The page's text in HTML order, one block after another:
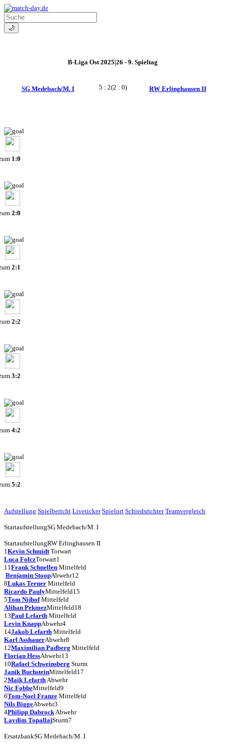
🌙
B-Liga Ost 2025|26 - 9. Spieltag
SG Medebach/M. I 5 : 2(2 : 0) RW Erlinghausen II
1:0
2:0
2:1
2:2
3:2
4:2
5:2
Aufstellung Spielbericht Liveticker Spielort Schiedsrichter Teamvergleich
StartaufstellungSG Medebach/M. I
StartaufstellungRW Erlinghausen II
1Kevin Schmidt Torwart
Luca FolczTorwart1
11Frank Schnellen Mittelfeld
Benjamin StoopAbwehr12
8Lukas Terner Mittelfeld
Ricardo PaulyMittelfeld15
5Tom Nijhof Mittelfeld
Alihan PekmezMittelfeld18
13Paul Lefarth Mittelfeld
Levin KnappAbwehr4
14Jakob Lefarth Mittelfeld
Karl AsshauerAbwehr8
12Maximilian Padberg Mittelfeld
Florian HessAbwehr13
10Rafael Schweinsberg Sturm
Janik BuchsteinMittelfeld17
2Maik LefarthAbwehr
Nic FobbeMittelfeld9
6Tom-Noel Franze Mittelfeld
Nils BiggeAbwehr3
4Philipp DabrockAbwehr
Lavdim TopallajSturm7
ErsatzbankSG Medebach/M. I